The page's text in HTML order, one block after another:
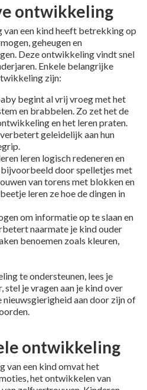
ontwikkeling
een kind heeft betrekking op
geheugen en
Deze ontwikkeling vindt snel
Enkele belangrijke
zijn:
begint al vrij vroeg met het
en brabbelen. Zo zet het de
en het leren praten.
geleidelijk aan hun
leren logisch redeneren en
door spelletjes met
van torens met blokken en
leren ze hoe de dingen in
om informatie op te slaan en
naarmate je kind ouder
benoemen zoals kleuren,
te ondersteunen, lees je
je vragen aan je kind over
nieuwsgierigheid aan door zijn of
ontwikkeling
van een kind omvat het
het ontwikkelen van